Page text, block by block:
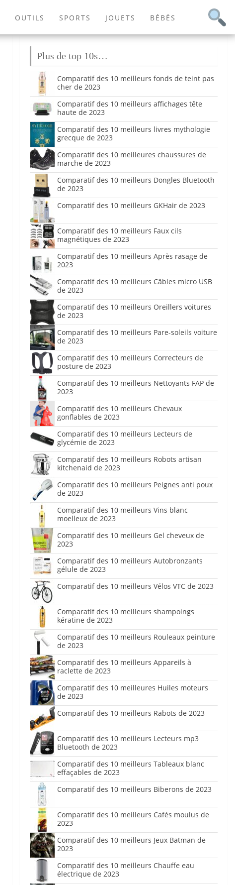
OUTILS SPORTS JOUETS BÉBÉS
Plus de top 10s…
Comparatif des 10 meilleurs fonds de teint pas
cher de 2023
Comparatif des 10 meilleurs affichages tête
haute de 2023
Comparatif des 10 meilleurs livres mythologie
grecque de 2023
Comparatif des 10 meilleures chaussures de
marche de 2023
Comparatif des 10 meilleurs Dongles Bluetooth
de 2023
Comparatif des 10 meilleurs GKHair de 2023
Comparatif des 10 meilleurs Faux cils
magnétiques de 2023
Comparatif des 10 meilleurs Après rasage de
2023
Comparatif des 10 meilleurs Câbles micro USB
de 2023
Comparatif des 10 meilleurs Oreillers voitures
de 2023
Comparatif des 10 meilleurs Pare-soleils voiture
de 2023
Comparatif des 10 meilleurs Correcteurs de
posture de 2023
Comparatif des 10 meilleurs Nettoyants FAP de
2023
Comparatif des 10 meilleurs Chevaux
gonflables de 2023
Comparatif des 10 meilleurs Lecteurs de
glycémie de 2023
Comparatif des 10 meilleurs Robots artisan
kitchenaid de 2023
Comparatif des 10 meilleurs Peignes anti poux
de 2023
Comparatif des 10 meilleurs Vins blanc
moelleux de 2023
Comparatif des 10 meilleurs Gel cheveux de
2023
Comparatif des 10 meilleurs Autobronzants
gélule de 2023
Comparatif des 10 meilleurs Vélos VTC de 2023
Comparatif des 10 meilleurs shampoings
kératine de 2023
Comparatif des 10 meilleurs Rouleaux peinture
de 2023
Comparatif des 10 meilleurs Appareils à
raclette de 2023
Comparatif des 10 meilleures Huiles moteurs
de 2023
Comparatif des 10 meilleurs Rabots de 2023
Comparatif des 10 meilleurs Lecteurs mp3
Bluetooth de 2023
Comparatif des 10 meilleurs Tableaux blanc
effaçables de 2023
Comparatif des 10 meilleurs Biberons de 2023
Comparatif des 10 meilleurs Cafés moulus de
2023
Comparatif des 10 meilleurs Jeux Batman de
2023
Comparatif des 10 meilleurs Chauffe eau
électrique de 2023